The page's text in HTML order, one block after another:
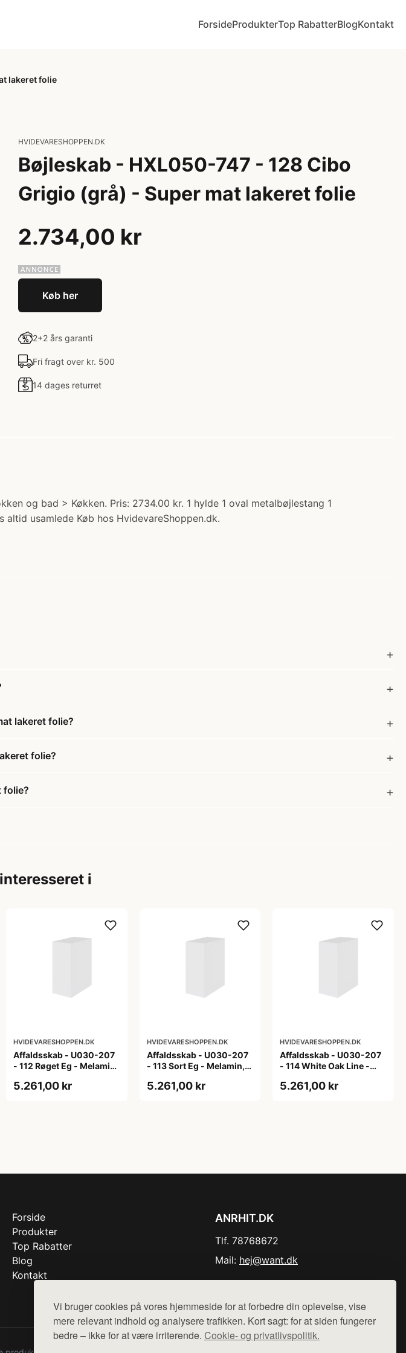
Vi bruger cookies på vores hjemmeside for at forbedre din oplevelse, vise
mere relevant indhold og analysere trafikken. Kort sagt: for at siden fungerer
bedre – ikke for at være irriterende. Cookie- og privatlivspolitik.
ForsideProdukterTop RabatterBlogKontakt
lakeret folie
HVIDEVARESHOPPEN.DK
Bøjleskab - HXL050-747 - 128 Cibo
Grigio (grå) - Super mat lakeret folie
2.734,00 kr
Køb her
2+2 års garanti
Fri fragt over kr. 500
14 dages returret
og bad > Køkken. Pris: 2734.00 kr. 1 hylde 1 oval metalbøjlestang 1
altid usamlede Køb hos HvidevareShoppen.dk.
lakeret folie?
folie?
folie?
i
HVIDEVARESHOPPEN.DK
Affaldsskab - U030-207
- 112 Røget Eg - Melamin,
5.261,00 kr
HVIDEVARESHOPPEN.DK
Affaldsskab - U030-207
- 113 Sort Eg - Melamin,
5.261,00 kr
HVIDEVARESHOPPEN.DK
Affaldsskab - U030-207
- 114 White Oak Line -
5.261,00 kr
Forside
Produkter
Top Rabatter
Blog
Kontakt
ANRHIT.DK
Tlf. 78768672
Mail: hej@want.dk